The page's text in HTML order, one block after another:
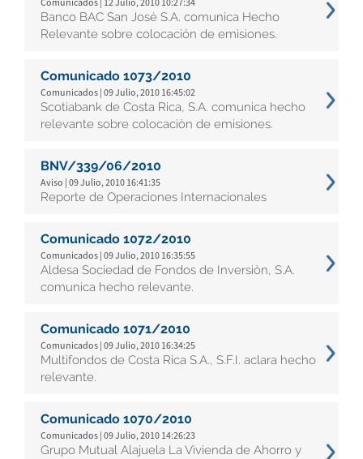
Banco BAC San José S.A. comunica Hecho
Relevante sobre colocación de emisiones.
Comunicado 1073/2010
Comunicados | 09 Julio, 2010 16:45:02
Scotiabank de Costa Rica, S.A. comunica hecho
relevante sobre colocaciòn de emisiones.
BNV/339/06/2010
Aviso | 09 Julio, 2010 16:41:35
Reporte de Operaciones Internacionales
Comunicado 1072/2010
Comunicados | 09 Julio, 2010 16:35:55
Aldesa Sociedad de Fondos de Inversiòn, S.A.
comunica hecho relevante.
Comunicado 1071/2010
Comunicados | 09 Julio, 2010 16:34:25
Multifondos de Costa Rica S.A., S.F.I. aclara hecho
relevante.
Comunicado 1070/2010
Comunicados | 09 Julio, 2010 14:26:23
Grupo Mutual Alajuela La Vivienda de Ahorro y